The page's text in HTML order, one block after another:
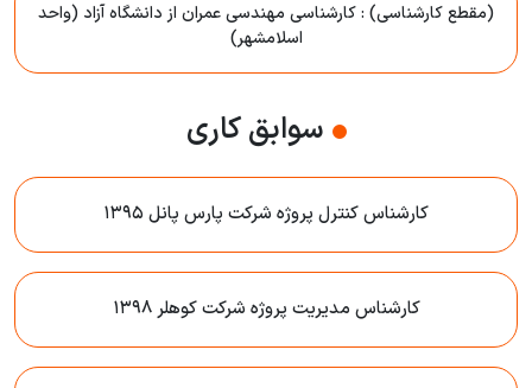
(مقطع کارشناسی) : کارشناسی مهندسی عمران از دانشگاه آزاد (واحد
اسلامشهر)
سوابق کاری
کارشناس کنترل پروژه شرکت پارس پانل ۱۳۹۵
کارشناس مدیریت پروژه شرکت کوهلر ۱۳۹۸